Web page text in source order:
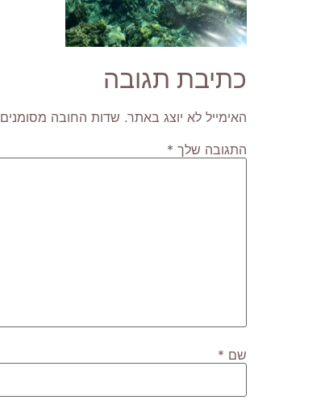
כתיבת תגובה
האימייל לא יוצג באתר. שדות החובה מסומנים
התגובה שלך *
שם *